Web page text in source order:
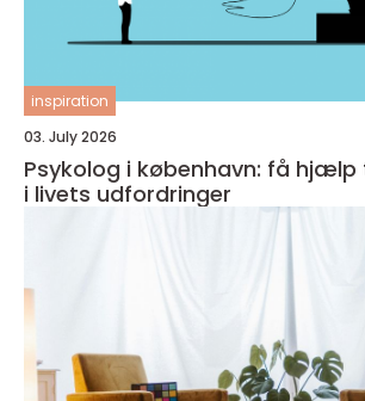
inspiration
03. July 2026
Psykolog i københavn: få
i livets udfordringer